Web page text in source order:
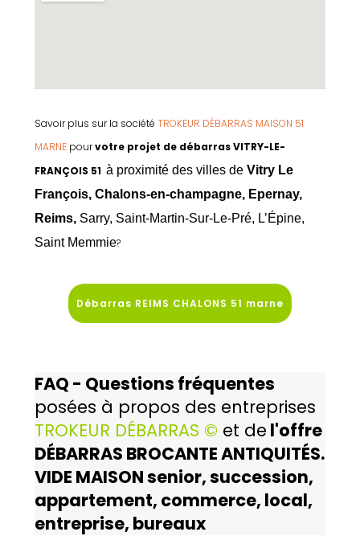
Savoir plus sur la société TROKEUR DÉBARRAS MAISON 51
MARNE pourvotre projet de débarras VITRY-LE-
FRANÇOIS 51 à proximité des villes de Vitry Le
François, Chalons-en-champagne, Epernay,
Reims, Sarry, Saint-Martin-Sur-Le-Pré, L’Épine,
SaintMemmie?
Débarras REIMS CHALONS 51 marne
FAQ - Questions fréquentes
posées à propos des entreprises
TROKEUR DÉBARRAS © et de l'offre
DÉBARRAS BROCANTE ANTIQUITÉS.
VIDE MAISON senior, succession,
appartement, commerce, local,
entreprise, bureaux